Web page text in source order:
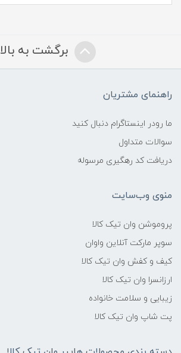
برگشت به بالا
راهنمای مشتریان
ما رودر اینستاگرام دنبال کنید
سوالات متداول
دریافت کد رهگیری مرسوله
منوی وب‌سایت
پروموشن وان تیک کالا
سوپر مارکت آنلاین واوان
کیف و کفش وان تیک کالا
ارزانسرا وان تیک کالا
زیبایی و سلامت خانواده
پت شاپ وان تیک کالا